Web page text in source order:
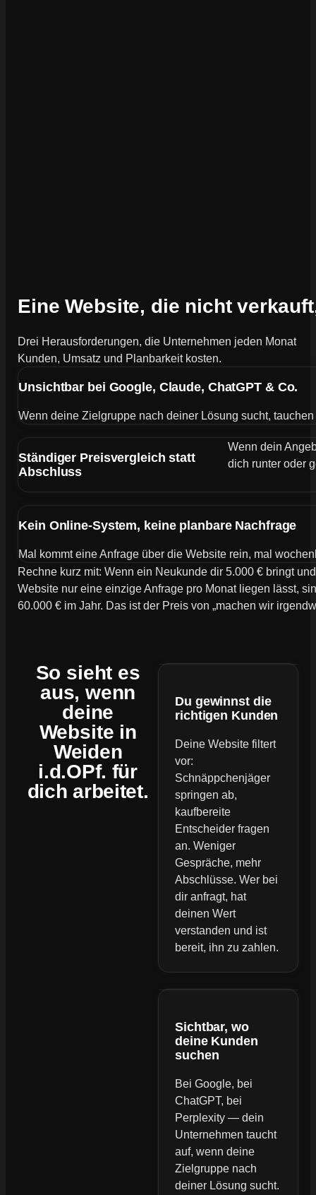
Eine Website, die nicht
Drei Herausforderungen, die Unternehmen jeden Monat
Kunden, Umsatz und Planbarkeit kosten.
Unsichtbar bei Google, Claude, ChatGPT & Co.
Wenn deine Zielgruppe nach deiner Lösung sucht,
Ständiger Preisvergleich statt
Abschluss
Wenn dein
dich runter oder
Kein Online-System, keine planbare Nachfrage
Mal kommt eine Anfrage über die Website rein, mal
Rechne kurz mit: Wenn ein Neukunde dir 5.000 € bringt
Website nur eine einzige Anfrage pro Monat liegen lässt,
60.000 € im Jahr. Das ist der Preis von „machen wir
So sieht es
aus, wenn
deine
Website in
Weiden
i.d.OPf. für
dich arbeitet.
Du gewinnst die
richtigen Kunden
Deine Website filtert
vor:
Schnäppchenjäger
springen ab,
kaufbereite
Entscheider fragen
an. Weniger
Gespräche, mehr
Abschlüsse. Wer bei
dir anfragt, hat
deinen Wert
verstanden und ist
bereit, ihn zu zahlen.
Sichtbar, wo
deine Kunden
suchen
Bei Google, bei
ChatGPT, bei
Perplexity — dein
Unternehmen taucht
auf, wenn deine
Zielgruppe nach
deiner Lösung sucht.